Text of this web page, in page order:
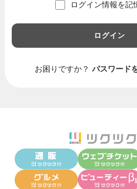
ログイン情報を記
ログイン
お困りですか？ パスワード